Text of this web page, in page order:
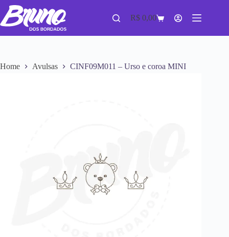
R$ 0,00
Home Avulsas CINF09M011 – Urso e coroa MINI